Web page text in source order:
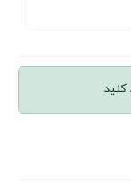
کنید